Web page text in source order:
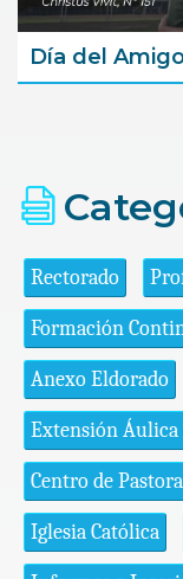
Día del
Rectorado
Formación
Anexo Eldorado
Extensión
Centro de
Iglesia Católica